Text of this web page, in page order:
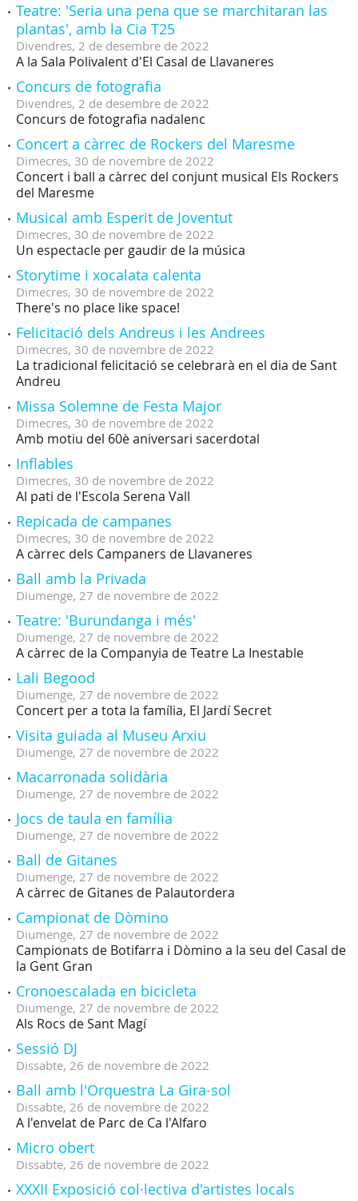
Teatre: 'Seria una pena que se marchitaran las
plantas', amb la Cia T25
Divendres, 2 de desembre de 2022
A la Sala Polivalent d'El Casal de Llavaneres
Concurs de fotografia
Divendres, 2 de desembre de 2022
Concurs de fotografia nadalenc
Concert a càrrec de Rockers del Maresme
Dimecres, 30 de novembre de 2022
Concert i ball a càrrec del conjunt musical Els Rockers
del Maresme
Musical amb Esperit de Joventut
Dimecres, 30 de novembre de 2022
Un espectacle per gaudir de la música
Storytime i xocalata calenta
Dimecres, 30 de novembre de 2022
There's no place like space!
Felicitació dels Andreus i les Andrees
Dimecres, 30 de novembre de 2022
La tradicional felicitació se celebrarà en el dia de Sant
Andreu
Missa Solemne de Festa Major
Dimecres, 30 de novembre de 2022
Amb motiu del 60è aniversari sacerdotal
Inflables
Dimecres, 30 de novembre de 2022
Al pati de l'Escola Serena Vall
Repicada de campanes
Dimecres, 30 de novembre de 2022
A càrrec dels Campaners de Llavaneres
Ball amb la Privada
Diumenge, 27 de novembre de 2022
Teatre: 'Burundanga i més'
Diumenge, 27 de novembre de 2022
A càrrec de la Companyia de Teatre La Inestable
Lali Begood
Diumenge, 27 de novembre de 2022
Concert per a tota la família, El Jardí Secret
Visita guiada al Museu Arxiu
Diumenge, 27 de novembre de 2022
Macarronada solidària
Diumenge, 27 de novembre de 2022
Jocs de taula en família
Diumenge, 27 de novembre de 2022
Ball de Gitanes
Diumenge, 27 de novembre de 2022
A càrrec de Gitanes de Palautordera
Campionat de Dòmino
Diumenge, 27 de novembre de 2022
Campionats de Botifarra i Dòmino a la seu del Casal de
la Gent Gran
Cronoescalada en bicicleta
Diumenge, 27 de novembre de 2022
Als Rocs de Sant Magí
Sessió DJ
Dissabte, 26 de novembre de 2022
Ball amb l'Orquestra La Gira-sol
Dissabte, 26 de novembre de 2022
A l'envelat de Parc de Ca l'Alfaro
Micro obert
Dissabte, 26 de novembre de 2022
XXXII Exposició col·lectiva d'artistes locals